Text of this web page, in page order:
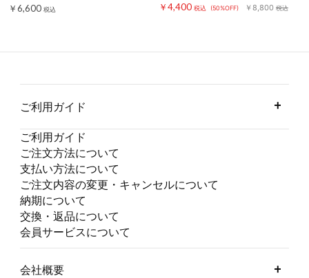
￥6,600 税込
￥4,400 税込 (50%OFF) ￥8,800 税込
ご利用ガイド
ご利用ガイド
ご注文方法について
支払い方法について
ご注文内容の変更・キャンセルについて
納期について
交換・返品について
会員サービスについて
会社概要